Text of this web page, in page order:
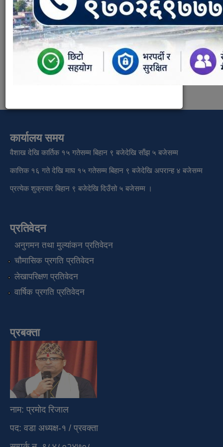
Supporting Documents:
मार्गदर्शन - Scan.pdf
मार्गदर्शन - वडाहरु.pdf
Show in Slider:
कार्यालय समय
वैशाख देखि कार्तिक १५ गतेसम्म बिहान ९ बजेदेखि साँझ ५ बजेसम्म
कात्तिक १६ गते देखि माघ १५ गतेसम्म बिहान ९ बजेदेखि अपरान्ह ४ बजेसम्म
प्रत्येक शुक्रवार बिहान ९ बजेदेखि दिउँसो ५ बजेसम्म ।
प्रतिवेदन
अनुगमन तथा मुल्यांकन प्रतिवेदन
चौमासिक प्रगति प्रतिवेदन
लेखापरिक्षण प्रतिवेदन
वार्षिक प्रगति प्रतिवेदन
प्रबक्ता
नाम: प्रमोद रिजाल
पद: वडा अध्यक्ष-१ / प्रवक्ता